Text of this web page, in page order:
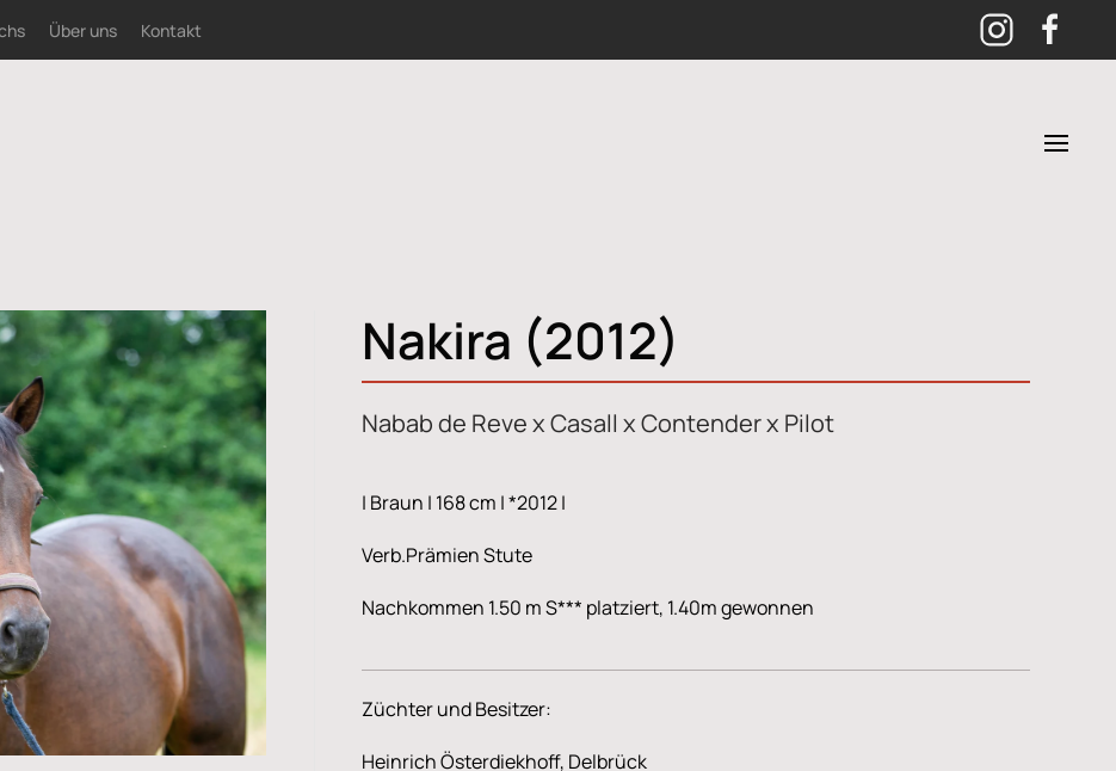
Über uns Kontakt
Nakira (2012)
Nabab de Reve x Casall x Contender x Pilot
| Braun | 168 cm | *2012 |
Verb.Prämien Stute
Nachkommen 1.50 m S*** platziert, 1.40m gewonnen
Züchter und Besitzer:
Heinrich Österdiekhoff, Delbrück